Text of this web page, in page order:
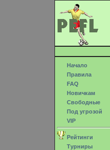
Начало
Правила
FAQ
Новичкам
Свободные
Под угрозой
VIP
Рейтинги
Турниры